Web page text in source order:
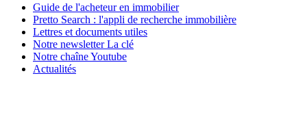
Guide de l'acheteur en immobilier
Pretto Search : l'appli de recherche immobilière
Lettres et documents utiles
Notre newsletter La clé
Notre chaîne Youtube
Actualités